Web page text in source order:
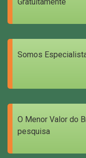
Somos
O Menor Valor do
pesquisa